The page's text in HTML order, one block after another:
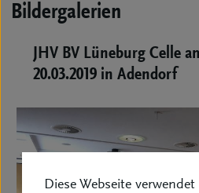
Diese Webseite
Bildergalerien
JHV BV Lüneburg Celle
20.03.2019 in Adendorf